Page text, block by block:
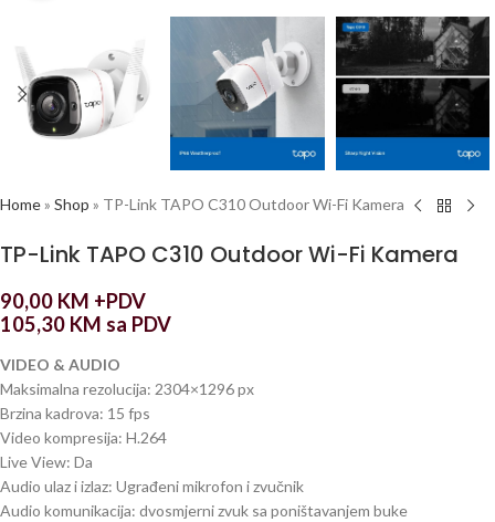
Home» Shop » TP-Link TAPO C310 Outdoor Wi-Fi Kamera
TP-Link TAPO C310 Outdoor Wi-Fi Kamera
90,00 KM +PDV
105,30 KM sa PDV
VIDEO & AUDIO
Maksimalna rezolucija: 2304×1296 px
Brzina kadrova: 15 fps
Video kompresija: H.264
Live View: Da
Audio ulaz i izlaz: Ugrađeni mikrofon i zvučnik
Audio komunikacija: dvosmjerni zvuk sa poništavanjem buke